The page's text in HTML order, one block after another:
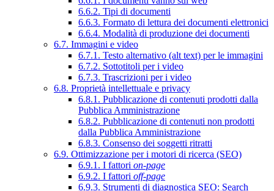
6.6.2. Tipi di documenti
6.6.3. Formato di lettura dei documenti elettronici
6.6.4. Modalità di produzione dei documenti
6.7. Immagini e video
6.7.1. Testo alternativo (alt text) per le immagini
6.7.2. Sottotitoli per i video
6.7.3. Trascrizioni per i video
6.8. Proprietà intellettuale e privacy
6.8.1. Pubblicazione di contenuti prodotti dalla
Pubblica Amministrazione
6.8.2. Pubblicazione di contenuti non prodotti
dalla Pubblica Amministrazione
6.8.3. Consenso dei soggetti ritratti
6.9. Ottimizzazione per i motori di ricerca (SEO)
6.9.1. I fattori on-page
6.9.2. I fattori off-page
6.9.3. Strumenti di diagnostica SEO: Search